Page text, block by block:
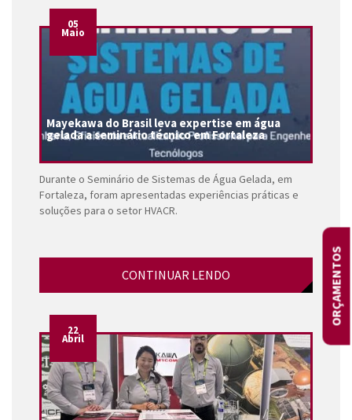
05
Maio
Mayekawa do Brasil leva expertise em água
gelada a seminário técnico em Fortaleza
Durante o Seminário de Sistemas de Água Gelada, em
Fortaleza, foram apresentadas experiências práticas e
soluções para o setor HVACR.
CONTINUAR LENDO
22
Abril
ORÇAMENTOS